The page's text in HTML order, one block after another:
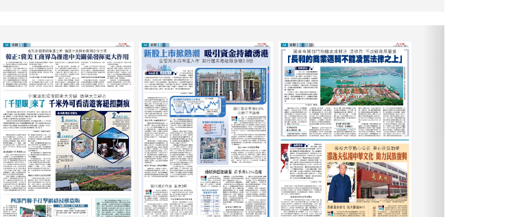
A18：特刊
A19：國際
A20：國際
B1：體育
B2：體育
B3：體育